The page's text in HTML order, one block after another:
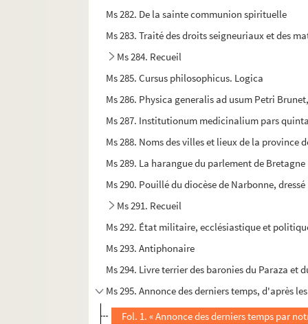
Ms 282. De la sainte communion spirituelle
Ms 283. Traité des droits seigneuriaux et des
Ms 284. Recueil
Ms 285. Cursus philosophicus. Logica
Ms 286. Physica generalis ad usum Petri
Ms 287. Institutionum medicinalium pars
Ms 288. Noms des villes et lieux de la province
Ms 289. La harangue du parlement de Bretagne
Ms 290. Pouillé du diocèse de Narbonne,
Ms 291. Recueil
Ms 292. État militaire, ecclésiastique et
Ms 293. Antiphonaire
Ms 294. Livre terrier des baronies du Paraza et
Ms 295. Annonce des derniers temps, d'après
Fol. 1. « Annonce des derniers temps par